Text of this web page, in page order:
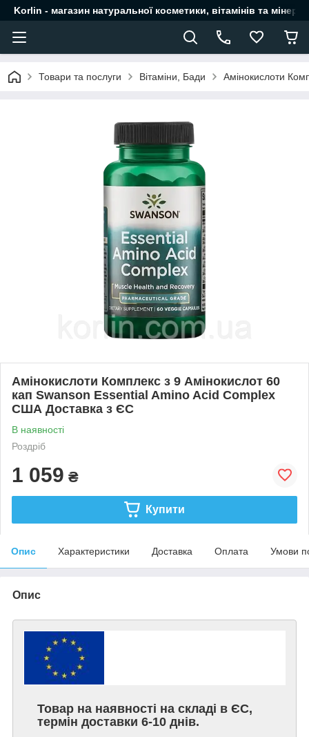
Korlin - магазин натуральної косметики, вітамінів та
Товари та послуги Вітаміни, Бади Амінокислоти
Амінокислоти Комплекс з 9 Амінокислот 60
кап Swanson Essential Amino Acid Complex
США Доставка з ЄС
В наявності
Роздріб
1 059 ₴
Купити
Опис Характеристики Доставка Оплата Умови
Опис
Товар на наявності на складі в ЄС,
термін доставки 6-10 днів.